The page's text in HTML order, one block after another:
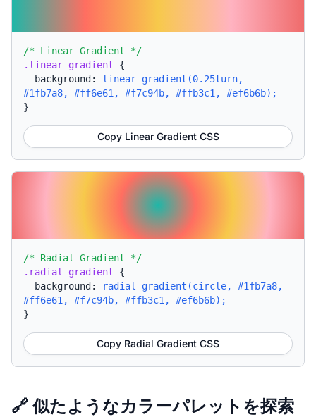
/* Linear Gradient */
.linear-gradient {
background: linear-gradient(0.25turn,
#1fb7a8, #ff6e61, #f7c94b, #ffb3c1, #ef6b6b);
}
Copy Linear Gradient CSS
/* Radial Gradient */
.radial-gradient {
background:
radial-gradient(circle, #1fb7a8,
#ff6e61, #f7c94b, #ffb3c1, #ef6b6b);
}
Copy Radial Gradient CSS
🔗 似たようなカラーパレットを探索